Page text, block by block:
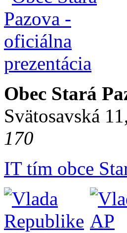
Obec Stará
Svätosavská
170
IT tím obce